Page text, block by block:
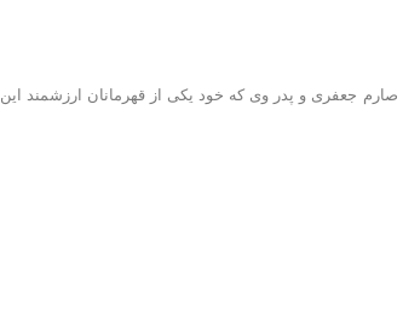
جعفری و پدر وی که خود یکی از قهرمانان ارزشمند این